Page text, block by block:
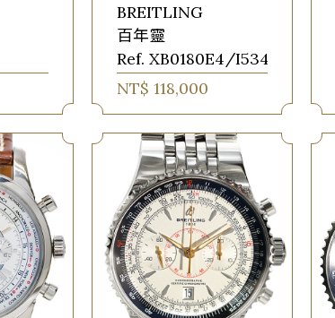
BREITLING
百年靈
Ref. XB0180E4/I534
NT$ 118,000